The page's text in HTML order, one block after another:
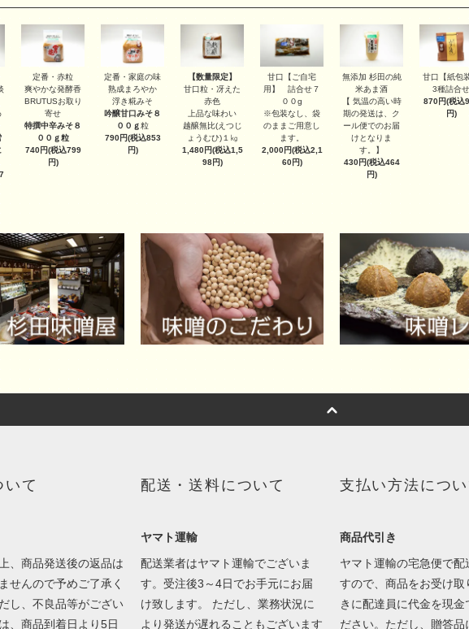
定番・赤粒
爽やかな発酵香
BRUTUSお取り
寄せ
特撰中辛みそ８
００ｇ粒
740円(税込799
円)
定番・家庭の味
熟成まろやか
浮き糀みそ
吟醸甘口みそ８
００ｇ粒
790円(税込853
円)
【数量限定】
甘口粒・冴えた
赤色
上品な味わい
越醸無比(えつじ
ょうむひ)１㎏
1,480円(税込1,5
98円)
甘口【ご自宅
用】 詰合せ７
００g
※包装なし、袋
のままご用意し
ます。
2,000円(税込2,1
60円)
無添加 杉田の純
米あま酒
【 気温の高い時
期の発送は、ク
ール便でのお届
けとなりま
す。】
430円(税込464
円)
甘口【紙包装
3種詰合
870円(税込
円)
いて
、商品発送後の返品は
せんので予めご了承く
し、不良品等がござい
、商品到着日より5日
配送・送料について
ヤマト運輸
配送業者はヤマト運輸でございま
す。受注後3～4日でお手元にお届
け致します。 ただし、業務状況に
より発送が遅れることもございます
支払い方法につい
商品代引き
ヤマト運輸の宅急便で配
すので、商品をお受け取
きに配達員に代金を現金
ださい。ただし、贈答品